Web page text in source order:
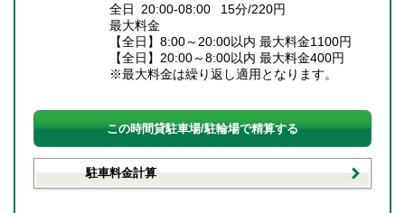
全日 20:00-08:00 15分/220円
最大料金
【全日】8:00～20:00以内 最大料金1100円
【全日】20:00～8:00以内 最大料金400円
※最大料金は繰り返し適用となります。
この時間貸駐車場/駐輪場で精算する
駐車料金計算